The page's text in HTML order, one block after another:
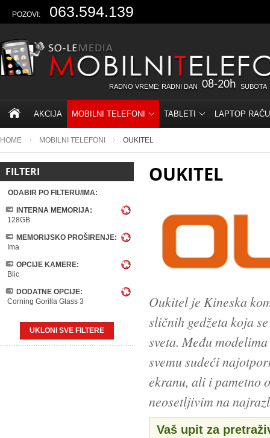
POZOVI: 063.594.139
RADNO VREME: RADNI DAN 08-20h SUBOTA
AKCIJA MOBILNI TELEFONI TABLETI LAPTOP
HOME MOBILNI TELEFONI OUKITEL
FILTERI
ODABIR PO FILTERU/IMA:
INTERNA MEMORIJA:
128GB
MEMORIJSKO PROŠIRENJE:
Ima
OPCIJE KAMERE:
Blic
DODATNE OPCIJE:
Corning Gorilla Glass 3
UKLONI SVE FILTERE
OUKITEL
Oukitel je Kineska
sličnih gedžeta koja
sveta. Među
svemu sudeći
ekranu, ali i pametno
neosetljivim na
Vaš upit za